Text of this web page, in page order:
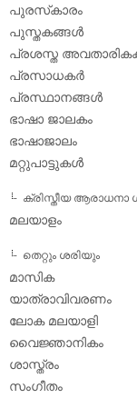
പുരസ്‌കാരം
പുസ്തകങ്ങള്‍
പ്രശസ്ത
പ്രസാധകര്‍
പ്രസ്ഥാനങ്ങള്‍
ഭാഷാ ജാലകം
ഭാഷാജാലം
മറ്റുപാട്ടുകള്‍
ക്രിസ്തീയ ആരാധനാ
മലയാളം
തെറ്റും ശരിയും
മാസിക
യാത്രാവിവരണം
ലോക മലയാളി
വൈജ്ഞാനികം
ശാസ്ത്രം
സംഗീതം